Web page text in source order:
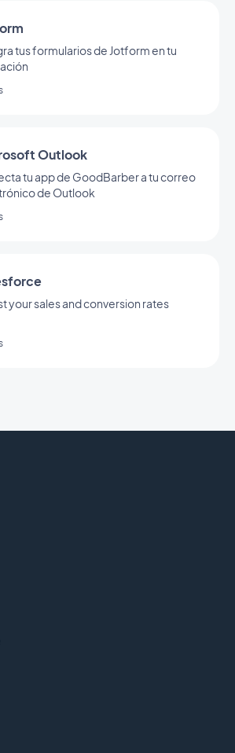
tus formularios de Jotform en tu
Outlook
tu app de GoodBarber a tu correo
de Outlook
your sales and conversion rates